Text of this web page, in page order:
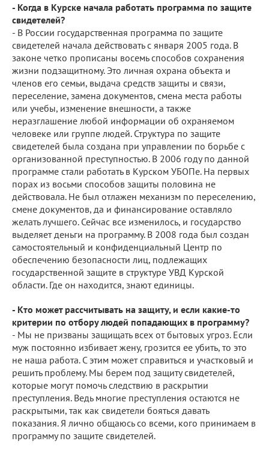
- Когда в Курске начала работать программа по защите
свидетелей?
- В России государственная программа по защите
свидетелей начала действовать с января 2005 года. В
законе четко прописаны восемь способов сохранения
жизни подзащитному. Это личная охрана объекта и
членов его семьи, выдача средств защиты и связи,
переселение, замена документов, смена места работы
или учебы, изменение внешности, а также
неразглашение любой информации об охраняемом
человеке или группе людей. Структура по защите
свидетелей была создана при управлении по борьбе с
организованной преступностью. В 2006 году по данной
программе стали работать в Курском УБОПе. На первых
порах из восьми способов защиты половина не
действовала. Не был отлажен механизм по переселению,
смене документов, да и финансирование оставляло
желать лучшего. Сейчас все изменилось, и государство
выделяет деньги на программу. В 2008 года был создан
самостоятельный и конфиденциальный Центр по
обеспечению безопасности лиц, подлежащих
государственной защите в структуре УВД Курской
области. Где он находится, знают единицы.
- Кто может рассчитывать на защиту, и если какие-то
критерии по отбору людей попадающих в программу?
- Мы не призваны защищать всех от бытовых угроз. Если
муж постоянно избивает жену, грозится ее убить, то это
не наша работа. С этим может справиться и участковый и
решить проблему. Мы берем под защиту свидетелей,
которые могут помочь следствию в раскрытии
преступления. Ведь многие преступления остаются не
раскрытыми, так как свидетели бояться давать
показания. Я лично общаюсь со всеми, кого принимаем в
программу по защите свидетелей.